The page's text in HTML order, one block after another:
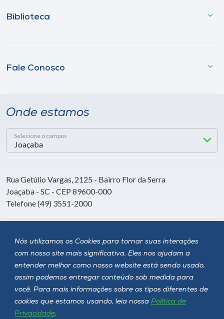
Nós utilizamos os Cookies para tornar suas interações
com nosso site mais significativa. Eles nos ajudam a
entender melhor como nosso website está sendo usado,
assim podemos entregar conteúdo sob medida para
você. Para mais informações sobre os tipos diferentes de
cookies que estamos usando, leia nossa Política de
Privacidade.
Biblioteca
Fale Conosco
Onde estamos
Selecione o campus
Rua Getúlio Vargas, 2125 - Bairro Flor da Serra
Joaçaba - SC - CEP 89600-000
Telefone (49) 3551-2000
Siga a Unoesc